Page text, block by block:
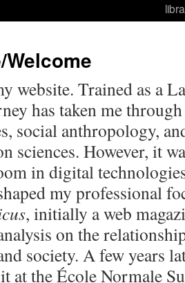
website. Trained as a
has taken me
social anthropology,
sciences. However, it
in digital
my professional
, initially a web
on the
society. A few years
at the École Normale